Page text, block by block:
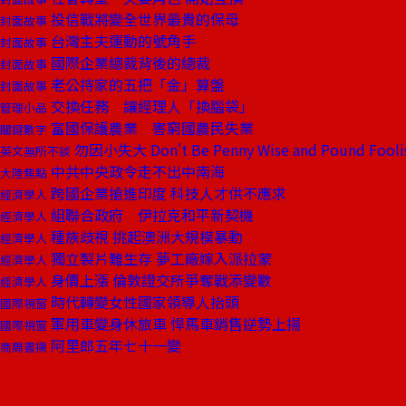
封面故事 投信戰將變全世界最貴的保母
封面故事 台灣主夫運動的號角手
封面故事 國際企業總裁背後的總裁
封面故事 老公持家的五把「金」算盤
管理小品 交換任務 讓經理人「換腦袋」
關鍵數字 富國保護農業 害窮國農民失業
英文無所不談 勿因小失大 Don't Be Penny Wise and Pound
大陸焦點 中共中央政令走不出中南海
經濟學人 跨國企業搶進印度 科技人才供不應求
經濟學人 組聯合政府 伊拉克和平新契機
經濟學人 種族歧視 挑起澳洲大規模暴動
經濟學人 獨立製片難生存 夢工廠嫁入派拉蒙
經濟學人 身價上漲 倫敦證交所爭奪戰添變數
國際視窗 時代轉變女性國家領導人抬頭
國際視窗 軍用車變身休旅車 悍馬車銷售逆勢上揚
商周書摘 阿里郎五年七十一變